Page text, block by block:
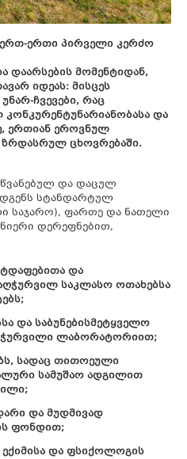
ერთი პირველი კერძო
დაარსების მომენტიდან,
იდეას: მისცეს
ჩვევები, რაც
და
ერთიან ეროვნულ
ცხოვრებაში.
და დაცულ
სტანდარტულ
საჯარო), ფართე და ნათელი
დერეფნებით,
და
საკლასო ოთახებსა
და საბუნებისმეტყველო
ლაბორატორიით;
სადაც თითოეული
სამუშაო ადგილით
და მუდმივად
ფონდით;
და ფსიქოლოგის